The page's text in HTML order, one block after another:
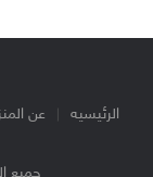
الرئيسيه عن
جميع